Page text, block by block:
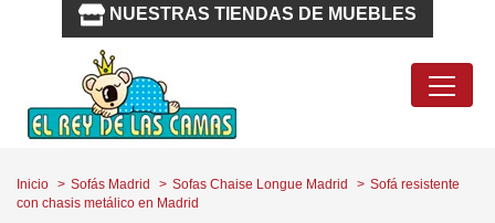
NUESTRAS TIENDAS DE MUEBLES
Inicio Sofás Madrid Sofas Chaise Longue Madrid
Sofá resistente
con chasis metálico en Madrid